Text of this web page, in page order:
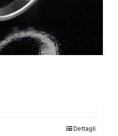
Dettagli